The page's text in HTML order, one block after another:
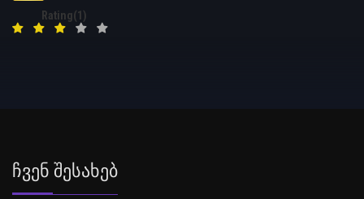
Rating(1)
Ჩვენ Შესახებ